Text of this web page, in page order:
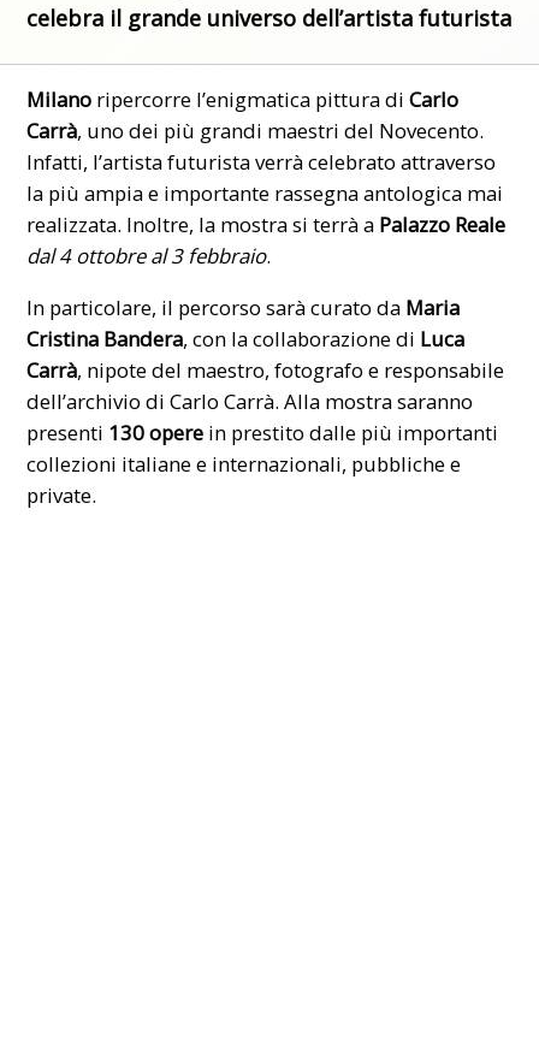
celebra il grande universo dell’artista futurista
Milano ripercorre l’enigmatica pittura diCarlo
Carrà, uno dei più grandi maestri del Novecento.
Infatti, l’artista futurista verrà celebrato attraverso
la più ampia e importante rassegna antologica mai
realizzata. Inoltre, la mostra si terrà a Palazzo Reale
dal 4 ottobre al 3 febbraio.
In particolare, il percorso sarà curato da Maria
Cristina Bandera, con la collaborazione di Luca
Carrà, nipote del maestro, fotografo e responsabile
dell’archivio di Carlo Carrà. Alla mostra saranno
presenti 130 opere in prestito dalle più importanti
collezioni italiane e internazionali, pubbliche e
private.